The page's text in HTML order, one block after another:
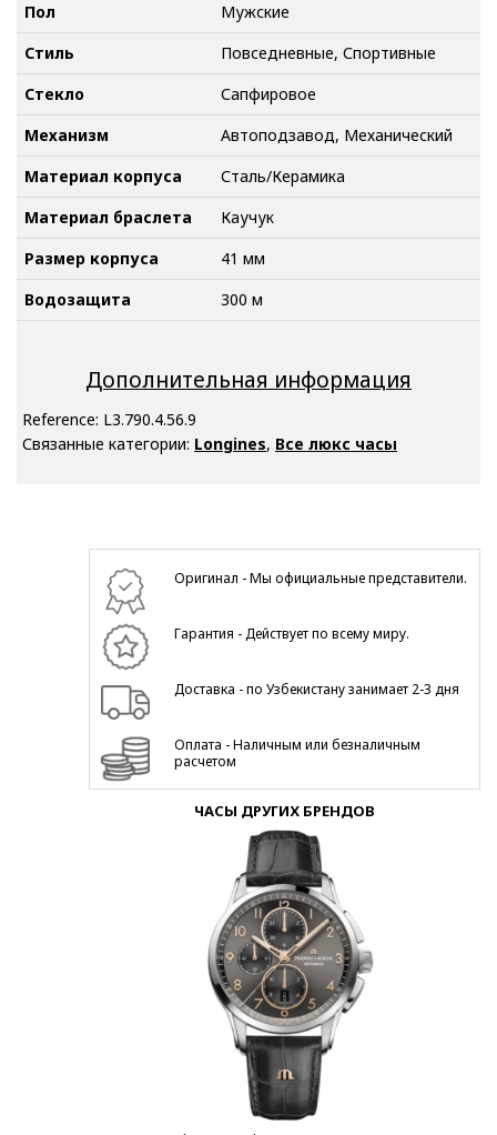
Пол
Мужские
Стиль
Повседневные, Спортивные
Стекло
Сапфировое
Механизм
Автоподзавод, Механический
Материал корпуса
Сталь/Керамика
Материал браслета
Каучук
Размер корпуса
41 мм
Водозащита
300 м
Дополнительная информация
Reference: L3.790.4.56.9
Связанные категории: Longines, Все люкс часы
Оригинал - Мы официальные представители.
Гарантия - Действует по всему миру.
Доставка - по Узбекистану занимает 2-3 дня
Оплата - Наличным или безналичным
расчетом
ЧАСЫ ДРУГИХ БРЕНДОВ